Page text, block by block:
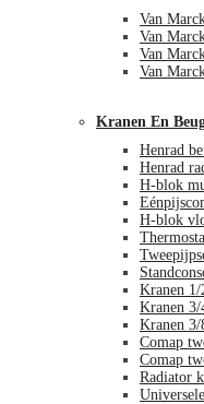
Van
Van
Van
Van
Kranen En
Henrad
Henrad
H-blok
H-blok
Kranen 1/
Kranen 3/
Kranen 3/
Comap
Comap
Radiator